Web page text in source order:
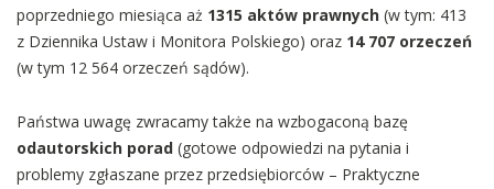
poprzedniego miesiąca aż 1315 aktów prawnych (w tym: 413
z Dziennika Ustaw i Monitora Polskiego) oraz 14 707 orzeczeń
(w tym 12 564 orzeczeń sądów).
Państwa uwagę zwracamy także na wzbogaconą bazę
odautorskich porad (gotowe odpowiedzi na pytania i
problemy zgłaszane przez przedsiębiorców – Praktyczne